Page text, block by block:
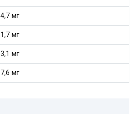
4,7 мг
1,7 мг
3,1 мг
7,6 мг